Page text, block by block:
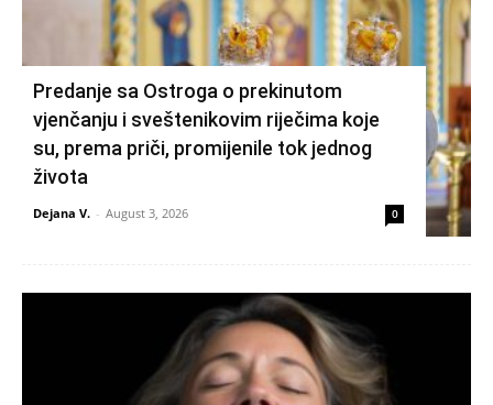
Predanje sa Ostroga o prekinutom
vjenčanju i sveštenikovim riječima koje
su, prema priči, promijenile tok jednog
života
Dejana V. - August 3, 2026 0